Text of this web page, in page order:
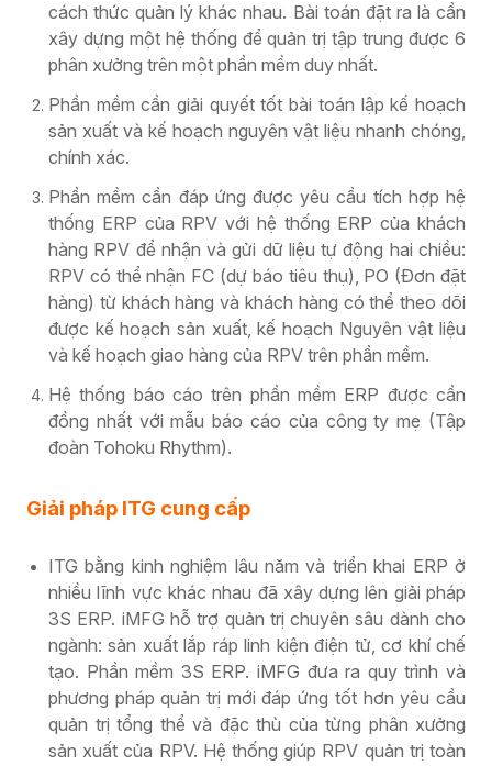
cách thức quản lý khác nhau. Bài toán đặt ra là cần
xây dựng một hệ thống để quản trị tập trung được 6
phân xưởng trên một phần mềm duy nhất.
Phần mềm cần giải quyết tốt bài toán lập kế hoạch
sản xuất và kế hoạch nguyên vật liệu nhanh chóng,
chính xác.
Phần mềm cần đáp ứng được yêu cầu tích hợp hệ
thống ERP của RPV với hệ thống ERP của khách
hàng RPV để nhận và gửi dữ liệu tự động hai chiều:
RPV có thể nhận FC (dự báo tiêu thụ), PO (Đơn đặt
hàng) từ khách hàng và khách hàng có thể theo dõi
được kế hoạch sản xuất, kế hoạch Nguyên vật liệu
và kế hoạch giao hàng của RPV trên phần mềm.
Hệ thống báo cáo trên phần mềm ERP được cần
đồng nhất với mẫu báo cáo của công ty mẹ (Tập
đoàn Tohoku Rhythm).
Giải pháp ITG cung cấp
ITG bằng kinh nghiệm lâu năm và triển khai ERP ở
nhiều lĩnh vực khác nhau đã xây dựng lên giải pháp
3S ERP. iMFG hỗ trợ quản trị chuyên sâu dành cho
ngành: sản xuất lắp ráp linh kiện điện tử, cơ khí chế
tạo. Phần mềm 3S ERP. iMFG đưa ra quy trình và
phương pháp quản trị mới đáp ứng tốt hơn yêu cầu
quản trị tổng thể và đặc thù của từng phân xưởng
sản xuất của RPV. Hệ thống giúp RPV quản trị toàn